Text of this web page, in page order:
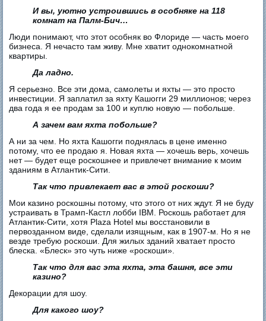
И вы, уютно устроившись в особняке на 118
комнат на Палм-Бич…
Люди понимают, что этот особняк во Флориде — часть моего
бизнеса. Я нечасто там живу. Мне хватит однокомнатной
квартиры.
Да ладно.
Я серьезно. Все эти дома, самолеты и яхты — это просто
инвестиции. Я заплатил за яхту Кашогги 29 миллионов; через
два года я ее продам за 100 и куплю новую — побольше.
А зачем вам яхта побольше?
А ни за чем. Но яхта Кашогги поднялась в цене именно
потому, что ее продаю я. Новая яхта — хочешь верь, хочешь
нет — будет еще роскошнее и привлечет внимание к моим
зданиям в Атлантик-Сити.
Так что привлекает вас в этой роскоши?
Мои казино роскошны потому, что этого от них ждут. Я не буду
устраивать в Трамп-Кастл лобби IBM. Роскошь работает для
Атлантик-Сити, хотя Plaza Hotel мы восстановили в
первозданном виде, сделали изящным, как в 1907-м. Но я не
везде требую роскоши. Для жилых зданий хватает просто
блеска. «Блеск» это чуть ниже «роскоши».
Так что для вас эта яхта, эта башня, все эти
казино?
Декорации для шоу.
Для какого шоу?